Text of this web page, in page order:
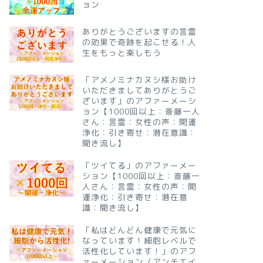
ョン
ありがとうございますの言霊
の効果で奇跡を起こせる！人
生をもっと楽しもう
「アメノミナカヌシ様お助け
いただきましてありがとうご
ざいます」のアファーメーシ
ョン【1000回以上：斎藤一人
さん：言霊：女性の声：開運
浄化：引き寄せ：潜在意識：
聞き流し】
「ツイてる」のアファーメー
ション【1000回以上：斎藤一
人さん：言霊：女性の声：開
運浄化：引き寄せ：潜在意
識：聞き流し】
「私はどんどん健康で元気に
なっています！細胞レベルで
活性化しています！」のアフ